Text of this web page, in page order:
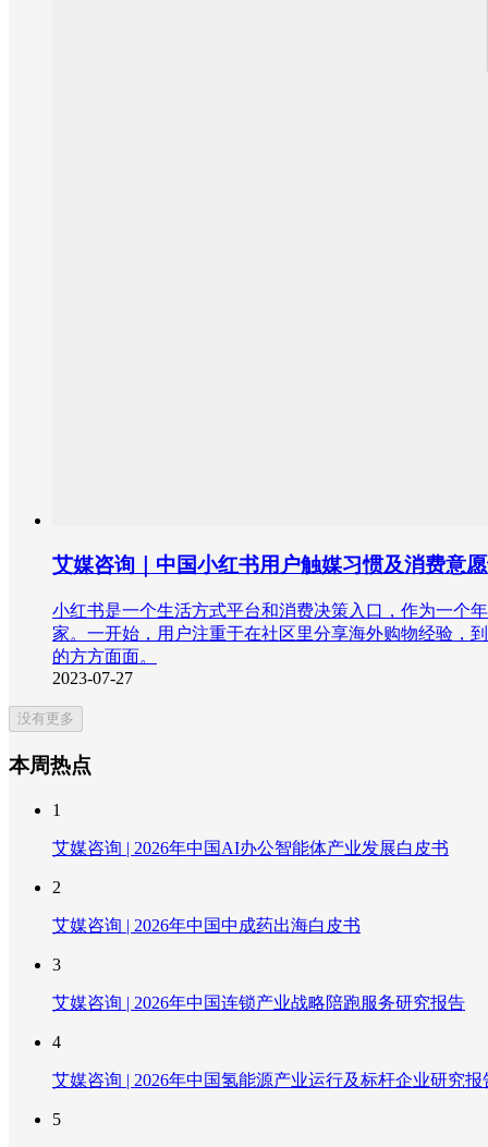
艾媒咨询｜中国小红书用户触媒习惯及消费意
小红书是一个生活方式平台和消费决策入口，作为一个
家。一开始，用户注重于在社区里分享海外购物经验，
的方方面面。
2023-07-27
没有更多
本周热点
1
艾媒咨询 | 2026年中国AI办公智能体产业发展白皮书
2
艾媒咨询 | 2026年中国中成药出海白皮书
3
艾媒咨询 | 2026年中国连锁产业战略陪跑服务研究报告
4
艾媒咨询 | 2026年中国氢能源产业运行及标杆企业研究报
5